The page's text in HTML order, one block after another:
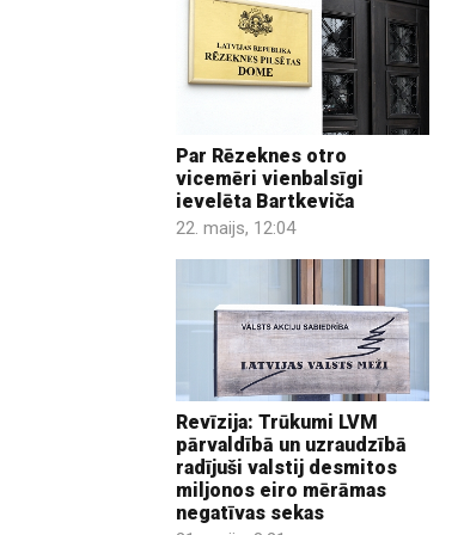
Par Rēzeknes otro
vicemēri vienbalsīgi
ievelēta Bartkeviča
22. maijs, 12:04
Revīzija: Trūkumi LVM
pārvaldībā un uzraudzībā
radījuši valstij desmitos
miljonos eiro mērāmas
negatīvas sekas